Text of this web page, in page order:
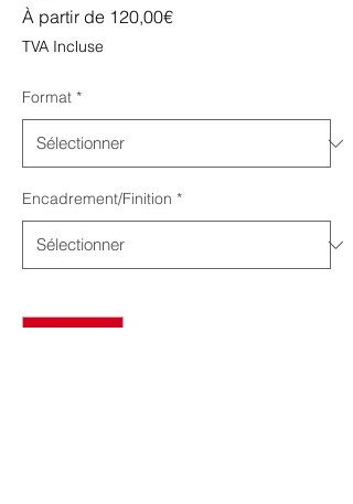
À partir de 120,00€Prix
TVA Incluse
Format *
Encadrement/Finition *